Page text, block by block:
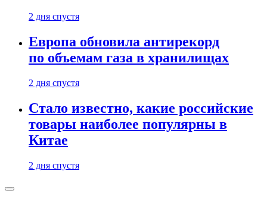
2 дня спустя
Европа обновила антирекорд
по объемам газа в хранилищах
2 дня спустя
Стало известно, какие российские
товары наиболее популярны в
Китае
2 дня спустя